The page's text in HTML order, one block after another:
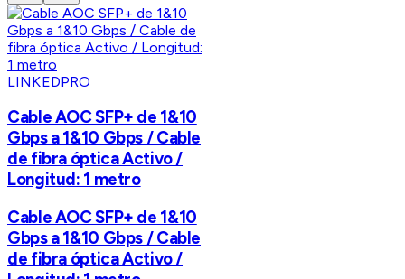
LINKEDPRO
Cable AOC SFP+ de 1&10
Gbps a 1&10 Gbps / Cable
de fibra óptica Activo /
Longitud: 1 metro
Cable AOC SFP+ de 1&10
Gbps a 1&10 Gbps / Cable
de fibra óptica Activo /